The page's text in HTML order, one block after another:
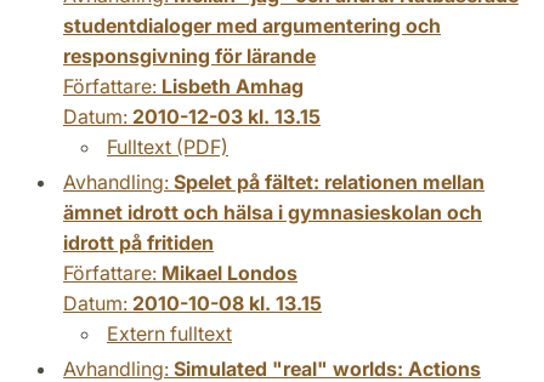
studentdialoger med argumentering och
responsgivning för lärande
Författare: Lisbeth Amhag
Datum: 2010-12-03 kl. 13.15
Fulltext (PDF)
Avhandling: Spelet på fältet: relationen mellan
ämnet idrott och hälsa i gymnasieskolan och
idrott på fritiden
Författare: Mikael Londos
Datum: 2010-10-08 kl. 13.15
Extern fulltext
Avhandling: Simulated "real" worlds: Actions